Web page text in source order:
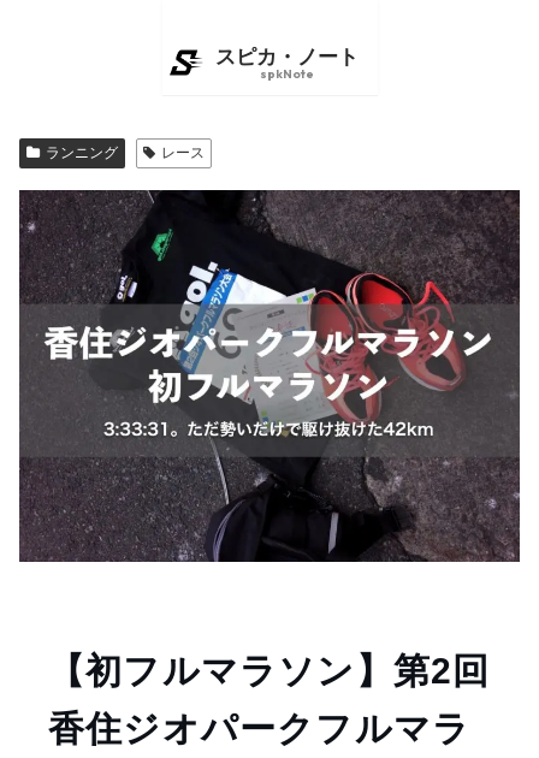
ランニング レース
【初フルマラソン】第2回
香住ジオパークフルマラ